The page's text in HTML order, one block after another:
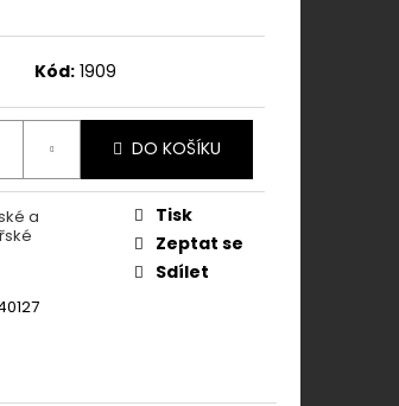
Kód: 1909
DO KOŠÍKU
a
Tisk
Zeptat se
Sdílet